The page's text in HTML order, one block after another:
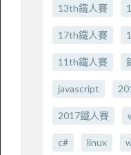
13th鐵人賽
17th鐵人賽
11th鐵人賽
javascript
2017鐵人賽
c# linux